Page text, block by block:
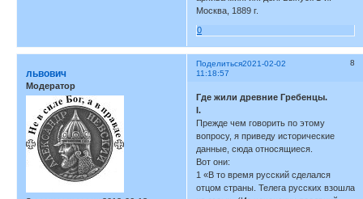
Москва, 1889 г.
0
Поделиться 8
2021-02-02
11:18:57
львович
Модератор
Где жили древние Гребенцы.
I.
Прежде чем говорить по этому
вопросу, я приведу исторические
данные, сюда относящиеся.
Вот они:
1 «В то время русский сделался
отцом страны. Телега русских взошла